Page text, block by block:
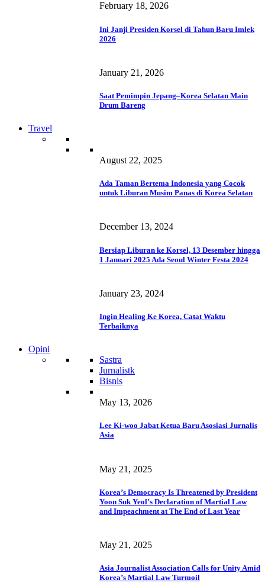
February 18, 2026
Ini Janji Presiden Korsel di Tahun Baru Imlek
2026
January 21, 2026
Saat Pemimpin Jepang–Korea Selatan Main
Drum Bareng
Travel
August 22, 2025
Ada Taman Bertema Indonesia yang Cocok
untuk Liburan Musim Panas di Korea Selatan
December 13, 2024
Bersiap Liburan ke Korsel, 13 Desember hingga
1 Januari 2025 Ada Seoul Winter Festa 2024
January 23, 2024
Ingin Healing Ke Korea, Catat Waktu
Terbaiknya
Opini
Sastra
Jurnalistk
Bisnis
May 13, 2026
Lee Ki-woo Jabat Ketua Baru Asosiasi Jurnalis
Asia
May 21, 2025
Korea’s Democracy Is Threatened by President
Yoon Suk Yeol’s Declaration of Martial Law
and Impeachment at The End of Last Year
May 21, 2025
Asia Journalist Association Calls for Unity Amid
Korea’s Martial Law Turmoil